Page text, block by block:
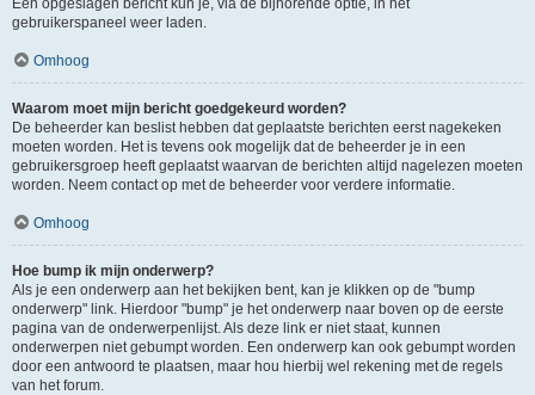
Een opgeslagen bericht kun je, via de bijhorende optie, in het
gebruikerspaneel weer laden.
Omhoog
Waarom moet mijn bericht goedgekeurd worden?
De beheerder kan beslist hebben dat geplaatste berichten eerst nagekeken
moeten worden. Het is tevens ook mogelijk dat de beheerder je in een
gebruikersgroep heeft geplaatst waarvan de berichten altijd nagelezen moeten
worden. Neem contact op met de beheerder voor verdere informatie.
Omhoog
Hoe bump ik mijn onderwerp?
Als je een onderwerp aan het bekijken bent, kan je klikken op de "bump
onderwerp" link. Hierdoor "bump" je het onderwerp naar boven op de eerste
pagina van de onderwerpenlijst. Als deze link er niet staat, kunnen
onderwerpen niet gebumpt worden. Een onderwerp kan ook gebumpt worden
door een antwoord te plaatsen, maar hou hierbij wel rekening met de regels
van het forum.